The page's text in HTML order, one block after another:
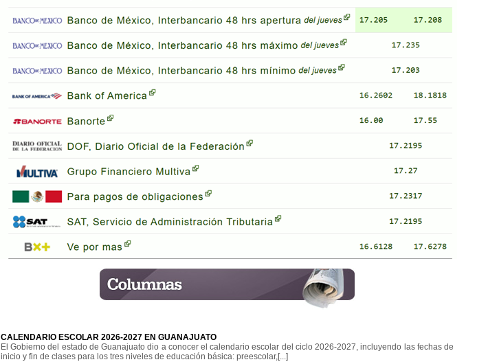
CALENDARIO ESCOLAR 2026-2027 EN GUANAJUATO
El Gobierno del estado de Guanajuato dio a conocer el calendario escolar del ciclo 2026-2027, incluyendo las fechas de
inicio y fin de clases para los tres niveles de educación básica: preescolar,[...]